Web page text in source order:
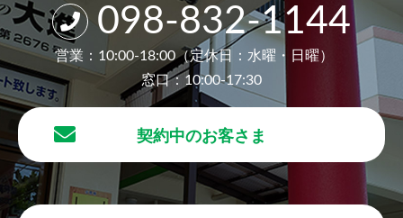
098-832-1144
営業：10:00-18:00（定休日：水曜・日曜）
窓口：10:00-17:30
契約中のお客さま